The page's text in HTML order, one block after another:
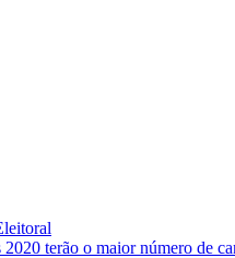
2020 terão o maior número de